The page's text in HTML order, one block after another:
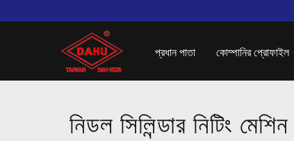
প্রধান পাতা কোম্পানির প্রোফাইল
নিডল সিলিন্ডার নিটিং